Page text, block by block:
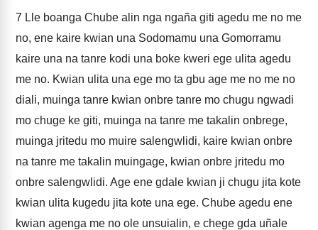
7 Lle boanga Chube alin nga ngaña giti agedu me no me
no, ene kaire kwian una Sodomamu una Gomorramu
kaire una na tanre kodi una boke kweri ege ulita agedu
me no. Kwian ulita una ege mo ta gbu age me no me no
diali, muinga tanre kwian onbre tanre mo chugu ngwadi
mo chuge ke giti, muinga na tanre me takalin onbrege,
muinga jritedu mo muire salengwlidi, kaire kwian onbre
na tanre me takalin muingage, kwian onbre jritedu mo
onbre salengwlidi. Age ene gdale kwian ji chugu jita kote
kwian ulita kugedu jita kote una ege. Chube agedu ene
kwian agenga me no ole unsuialin, e chege gda uñale